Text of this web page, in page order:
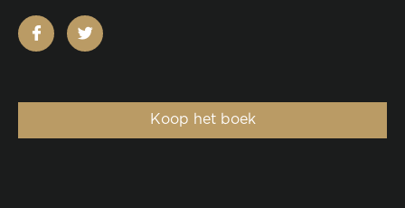
facebooktwitter
Koop het boek